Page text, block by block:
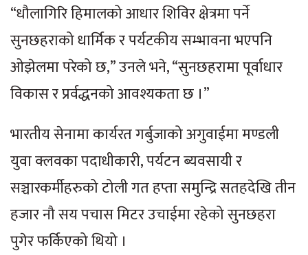
“धौलागिरि हिमालको आधार शिविर क्षेत्रमा पर्ने
सुनछहराको धार्मिक र पर्यटकीय सम्भावना भएपनि
ओझेलमा परेको छ,” उनले भने, “सुनछहरामा पूर्वाधार
विकास र प्रर्वद्धनको आवश्यकता छ ।”
भारतीय सेनामा कार्यरत गर्बुजाको अगुवाईमा मण्डली
युवा क्लवका पदाधीकारी, पर्यटन ब्यवसायी र
सञ्चारकर्मीहरुको टोली गत हप्ता समुन्द्रि सतहदेखि तीन
हजार नौ सय पचास मिटर उचाईमा रहेको सुनछहरा
पुगेर फर्किएको थियो ।